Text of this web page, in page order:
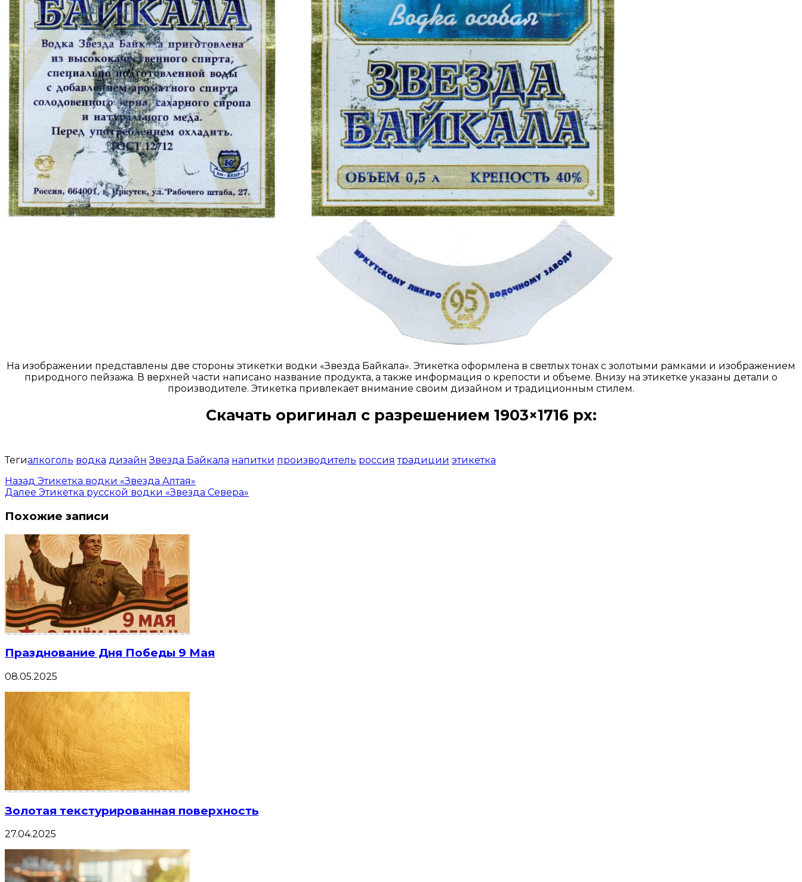
На изображении представлены две стороны этикетки водки «Звезда Байкала». Этикетка оформлена в светлых тонах с золотыми рамками и изображением
природного пейзажа. В верхней части написано название продукта, а также информация о крепости и объеме. Внизу на этикетке указаны детали о
производителе. Этикетка привлекает внимание своим дизайном и традиционным стилем.
Скачать оригинал с разрешением 1903×1716 px:
Тегиалкоголь водка дизайн Звезда Байкала напитки производитель россия традиции этикетка
Назад Этикетка водки «Звезда Алтая»
Далее Этикетка русской водки «Звезда Севера»
Похожие записи
Празднование Дня Победы 9 Мая
08.05.2025
Золотая текстурированная поверхность
27.04.2025